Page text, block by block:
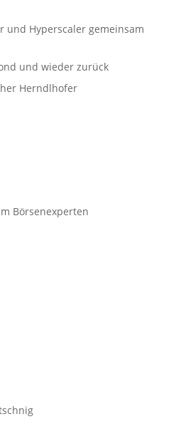
und Hyperscaler gemeinsam
und wieder zurück
Herndlhofer
Börsenexperten